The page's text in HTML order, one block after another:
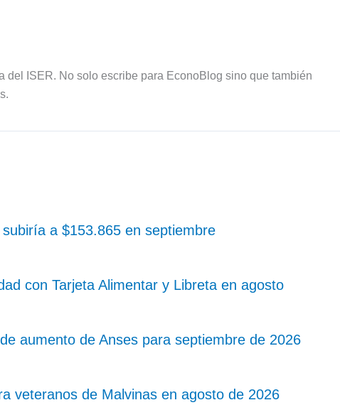
del ISER. No solo escribe para EconoBlog sino que también
a $153.865 en septiembre
con Tarjeta Alimentar y Libreta en agosto
aumento de Anses para septiembre de 2026
veteranos de Malvinas en agosto de 2026